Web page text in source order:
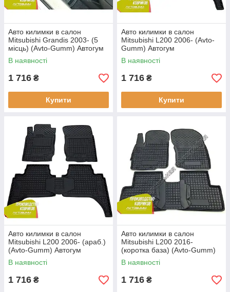
Авто килимки в салон
Mitsubishi Grandis 2003- (5
місць) (Avto-Gumm) Автогум
В наявності
1 716 ₴
Купити
Авто килимки в салон
Mitsubishi L200 2006- (Avto-
Gumm) Автогум
В наявності
1 716 ₴
Купити
Авто килимки в салон
Mitsubishi L200 2006- (араб.)
(Avto-Gumm) Автогум
В наявності
1 716 ₴
Авто килимки в салон
Mitsubishi L200 2016-
(коротка база) (Avto-Gumm)
Автогум
В наявності
1 716 ₴